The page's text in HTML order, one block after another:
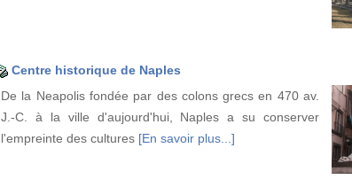
Centre historique de Naples
De la Neapolis fondée par des colons grecs en 470 av.
J.-C. à la ville d'aujourd'hui, Naples a su conserver
l'empreinte des cultures [En savoir plus...]